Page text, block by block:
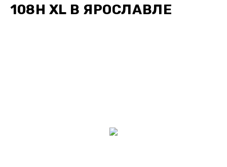
108H XL В ЯРОСЛАВЛЕ